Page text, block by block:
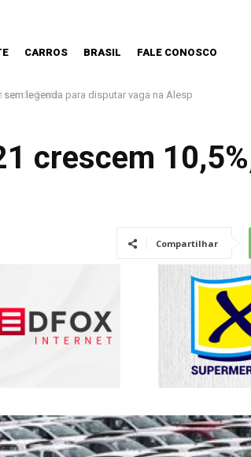
CARROS BRASIL FALE CONOSCO
do Frete
crescem
Compartilhar